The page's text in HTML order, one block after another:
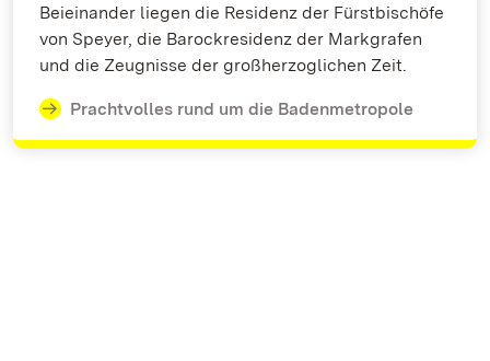
Beieinander liegen die Residenz der Fürstbischöfe
von Speyer, die Barockresidenz der Markgrafen
und die Zeugnisse der großherzoglichen Zeit.
Prachtvolles rund um die Badenmetropole